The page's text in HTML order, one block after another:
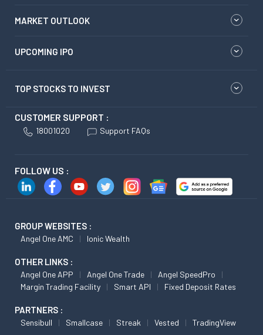
MARKET OUTLOOK
UPCOMING IPO
TOP STOCKS TO INVEST
CUSTOMER SUPPORT :
18001020 Support FAQs
FOLLOW US :
GROUP WEBSITES :
Angel One AMC Ionic Wealth
OTHER LINKS :
Angel One APP Angel One Trade
Angel SpeedPro
Margin Trading Facility
Smart API Fixed Deposit Rates
PARTNERS :
Sensibull Smallcase Streak Vested TradingView